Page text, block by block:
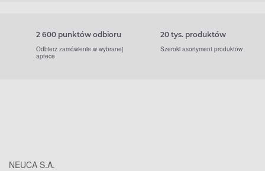
2 600 punktów odbioru
Odbierz zamówienie w wybranej
aptece
20 tys. produktów
Szeroki asortyment produktów
NEUCA S.A.